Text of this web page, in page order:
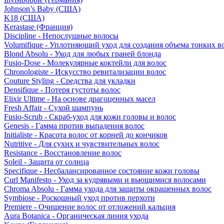
Johnson’s Baby (США)
K18 (США)
Kerastase (Франция)
Discipline - Непослушные волосы
Volumifique - Уплотняющий уход для создания объема тонких
Blond Absolu - Уход для любых граней блонда
Fusio-Dose - Молекулярные коктейли для волос
Chronologiste - Искусство ревитализации волос
Couture Styling - Средства для укладки
Densifique - Потеря густоты волос
Elixir Ultime - На основе драгоценных масел
Fresh Affair - Сухой шампунь
Fusio-Scrub - Скраб-уход для кожи головы и волос
Genesis - Гамма против выпадения волос
Initialiste - Красота волос от корней до кончиков
Nutritive - Для сухих и чувствительных волос
Resistance - Восстановление волос
Soleil - Защита от солнца
Specifique - Несбалансированное состояние кожи головы
Curl Manifesto - Уход за кудрявыми и вьющимися волосами
Chroma Absolu - Гамма ухода для защиты окрашенных волос
Symbiose - Роскошный уход против перхоти
Premiere - Очищение волос от отложений кальция
Aura Botanica - Органическая линия ухода